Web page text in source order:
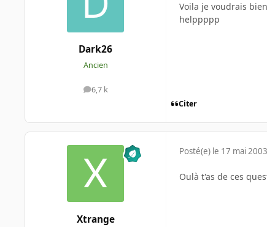
Dark26
Ancien
6,7 k
messages
Voila je voudrais
helppppp
Citer
Xtrange
Posté(e) le 17 mai 2003
Oulà t'as de ces